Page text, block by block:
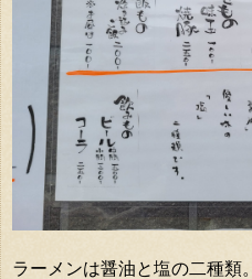
ラーメンは醤油と塩の二種類。